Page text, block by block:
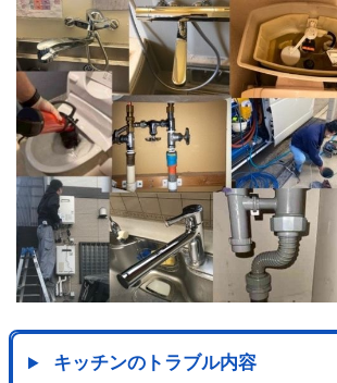
キッチンのトラブル内容